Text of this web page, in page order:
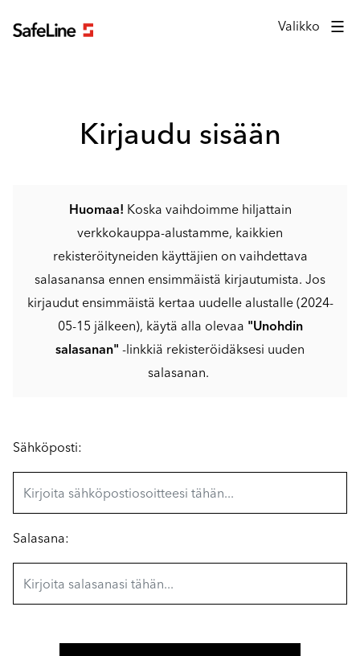
Valikko
Kirjaudu sisään
Huomaa! Koska vaihdoimme hiljattain
verkkokauppa-alustamme, kaikkien
rekisteröityneiden käyttäjien on vaihdettava
salasanansa ennen ensimmäistä kirjautumista. Jos
kirjaudut ensimmäistä kertaa uudelle alustalle (2024-
05-15 jälkeen), käytä alla olevaa "Unohdin
salasanan" -linkkiä rekisteröidäksesi uuden
salasanan.
Kirjautumislomake
Sähköposti:
Salasana: